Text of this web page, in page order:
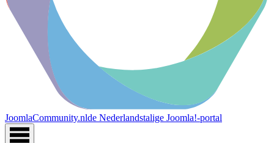
JoomlaCommunity.nlde Nederlandstalige Joomla!-portal